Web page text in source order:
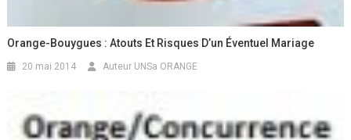
Orange-Bouygues : Atouts Et Risques D’un Éventuel Mariage
20 mai 2014 Auteur UNSa ORANGE